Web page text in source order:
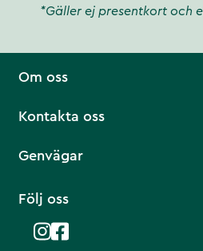
*Gäller ej presentkort och
Om oss
Kontakta oss
Genvägar
Följ oss